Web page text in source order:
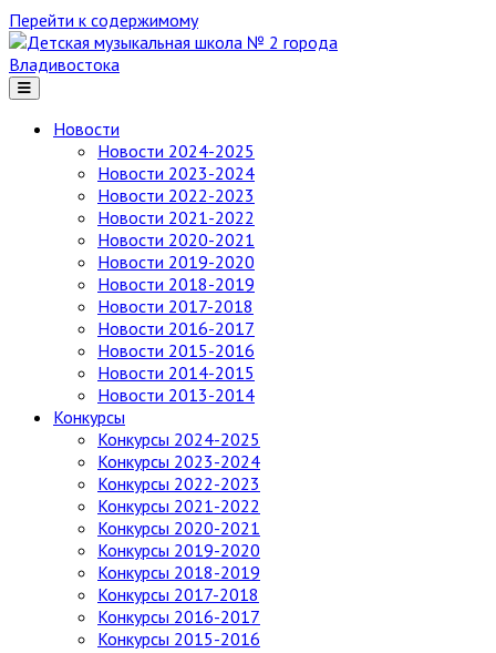
Перейти к содержимому
Детская
музыкальная
школа
города
Владивостока
Новости
Новости 2024-2025
Новости 2023-2024
Новости 2022-2023
Новости 2021-2022
Новости 2020-2021
Новости 2019-2020
Новости 2018-2019
Новости 2017-2018
Новости 2016-2017
Новости 2015-2016
Новости 2014-2015
Новости 2013-2014
Конкурсы
Конкурсы 2024-2025
Конкурсы 2023-2024
Конкурсы 2022-2023
Конкурсы 2021-2022
Конкурсы 2020-2021
Конкурсы 2019-2020
Конкурсы 2018-2019
Конкурсы 2017-2018
Конкурсы 2016-2017
Конкурсы 2015-2016